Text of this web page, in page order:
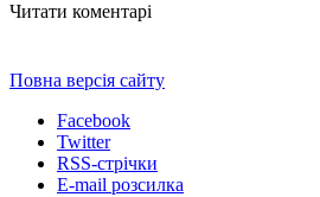
Читати коментарі
Повна версія сайту
Facebook
Twitter
RSS-стрічки
E-mail розсилка